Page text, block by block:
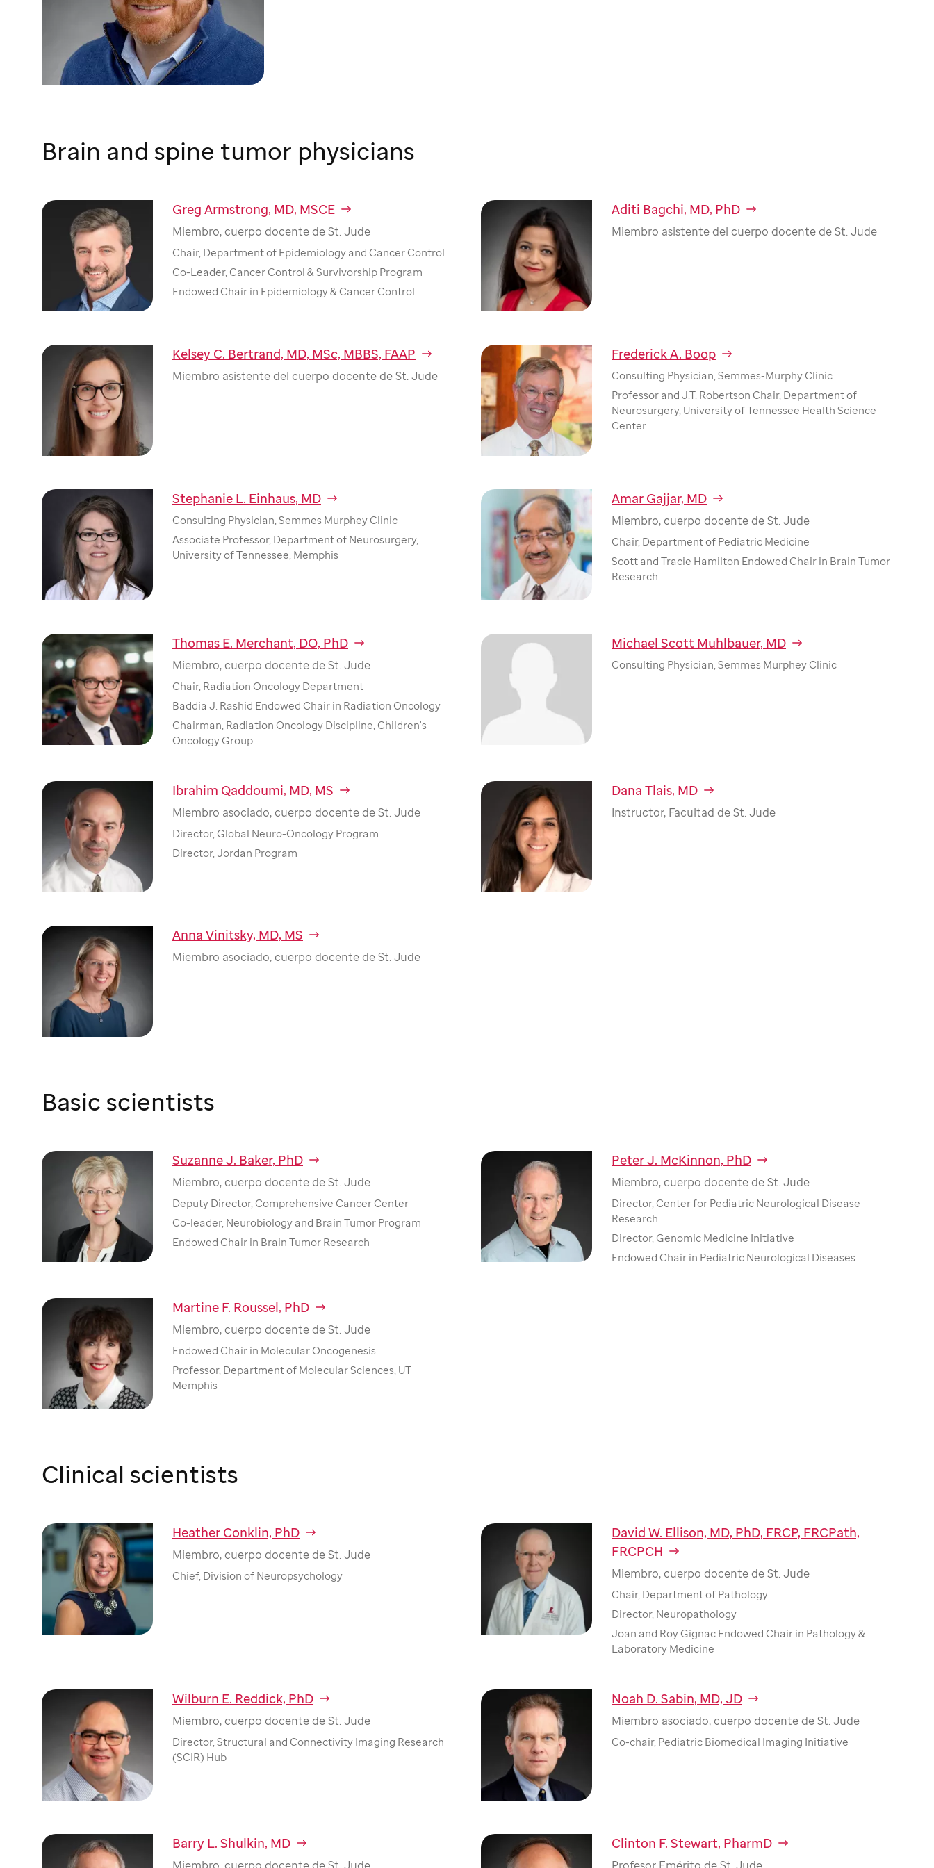
Brain and spine tumor physicians
Greg Armstrong, MD, MSCE
Miembro, cuerpo docente de St. Jude
Chair, Department of Epidemiology and Cancer Control
Co-Leader, Cancer Control & Survivorship Program
Endowed Chair in Epidemiology & Cancer Control
Aditi Bagchi, MD, PhD
Miembro asistente del cuerpo docente de St. Jude
Kelsey C. Bertrand, MD, MSc, MBBS, FAAP
Miembro asistente del cuerpo docente de St. Jude
Frederick A. Boop
Consulting Physician, Semmes-Murphy Clinic
Professor and J.T. Robertson Chair, Department of
Neurosurgery, University of Tennessee Health Science
Center
Stephanie L. Einhaus, MD
Consulting Physician, Semmes Murphey Clinic
Associate Professor, Department of Neurosurgery,
University of Tennessee, Memphis
Amar Gajjar, MD
Miembro, cuerpo docente de St. Jude
Chair, Department of Pediatric Medicine
Scott and Tracie Hamilton Endowed Chair in Brain Tumor
Research
Thomas E. Merchant, DO, PhD
Miembro, cuerpo docente de St. Jude
Chair, Radiation Oncology Department
Baddia J. Rashid Endowed Chair in Radiation Oncology
Chairman, Radiation Oncology Discipline, Children's
Oncology Group
Michael Scott Muhlbauer, MD
Consulting Physician, Semmes Murphey Clinic
Ibrahim Qaddoumi, MD, MS
Miembro asociado, cuerpo docente de St. Jude
Director, Global Neuro-Oncology Program
Director, Jordan Program
Dana Tlais, MD
Instructor, Facultad de St. Jude
Anna Vinitsky, MD, MS
Miembro asociado, cuerpo docente de St. Jude
Basic scientists
Suzanne J. Baker, PhD
Miembro, cuerpo docente de St. Jude
Deputy Director, Comprehensive Cancer Center
Co-leader, Neurobiology and Brain Tumor Program
Endowed Chair in Brain Tumor Research
Peter J. McKinnon, PhD
Miembro, cuerpo docente de St. Jude
Director, Center for Pediatric Neurological Disease
Research
Director, Genomic Medicine Initiative
Endowed Chair in Pediatric Neurological Diseases
Martine F. Roussel, PhD
Miembro, cuerpo docente de St. Jude
Endowed Chair in Molecular Oncogenesis
Professor, Department of Molecular Sciences, UT
Memphis
Clinical scientists
Heather Conklin, PhD
Miembro, cuerpo docente de St. Jude
Chief, Division of Neuropsychology
David W. Ellison, MD, PhD, FRCP, FRCPath,
FRCPCH
Miembro, cuerpo docente de St. Jude
Chair, Department of Pathology
Director, Neuropathology
Joan and Roy Gignac Endowed Chair in Pathology &
Laboratory Medicine
Wilburn E. Reddick, PhD
Miembro, cuerpo docente de St. Jude
Director, Structural and Connectivity Imaging Research
(SCIR) Hub
Noah D. Sabin, MD, JD
Miembro asociado, cuerpo docente de St. Jude
Co-chair, Pediatric Biomedical Imaging Initiative
Barry L. Shulkin, MD Clinton F. Stewart, PharmD